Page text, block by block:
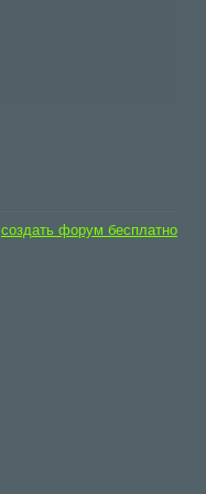
создать форум бесплатно